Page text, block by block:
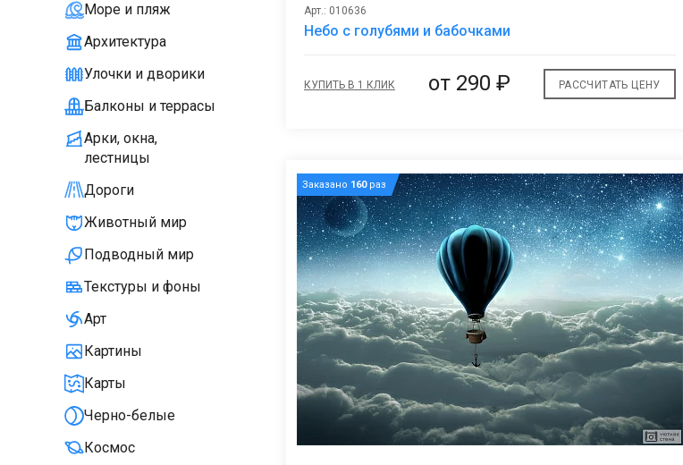
Море и пляж
Архитектура
Улочки и дворики
Балконы и террасы
Арки, окна,
лестницы
Дороги
Животный мир
Подводный мир
Текстуры и фоны
Арт
Картины
Карты
Черно-белые
Космос
Арт.: 010636
Небо с голубями и бабочками
КУПИТЬ В 1 КЛИК от290 ₽ РАССЧИТАТЬ ЦЕНУ
Заказано 160раз